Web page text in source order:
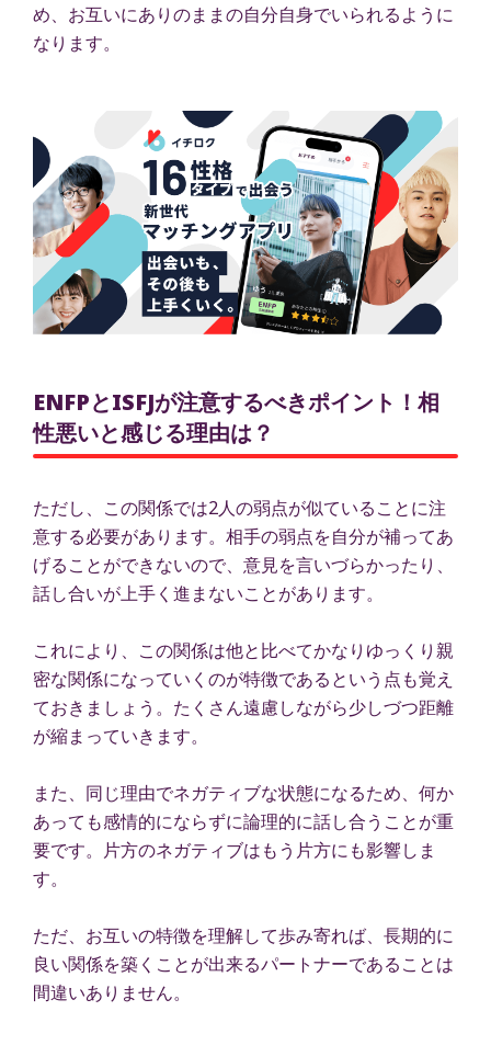
め、お互いにありのままの自分自身でいられるように
なります。
ENFPとISFJが注意するべきポイント！相
性悪いと感じる理由は？
ただし、この関係では2人の弱点が似ていることに注
意する必要があります。相手の弱点を自分が補ってあ
げることができないので、意見を言いづらかったり、
話し合いが上手く進まないことがあります。
これにより、この関係は他と比べてかなりゆっくり親
密な関係になっていくのが特徴であるという点も覚え
ておきましょう。たくさん遠慮しながら少しづつ距離
が縮まっていきます。
また、同じ理由でネガティブな状態になるため、何か
あっても感情的にならずに論理的に話し合うことが重
要です。片方のネガティブはもう片方にも影響しま
す。
ただ、お互いの特徴を理解して歩み寄れば、長期的に
良い関係を築くことが出来るパートナーであることは
間違いありません。